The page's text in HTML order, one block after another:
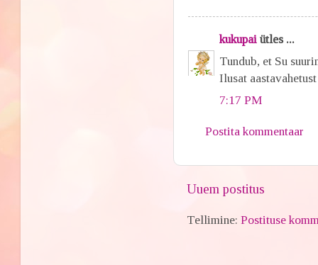
kukupai ütles ...
Tundub, et Su
Ilusat
7:17 PM
Postita kommentaar
Uuem postitus
Tellimine:Postituse